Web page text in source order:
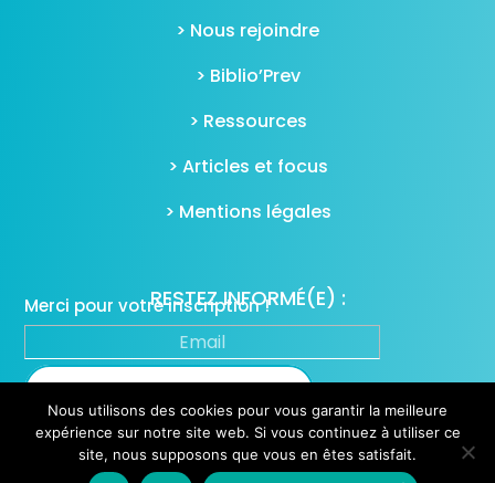
> Nous rejoindre
> Biblio’Prev
> Ressources
> Articles et focus
> Mentions légales
RESTEZ INFORMÉ(E) :
Merci pour votre inscription !
S'inscrire à notre newsletter
Toutes les newsletters
Nous utilisons des cookies pour vous garantir la meilleure
expérience sur notre site web. Si vous continuez à utiliser ce
site, nous supposons que vous en êtes satisfait.